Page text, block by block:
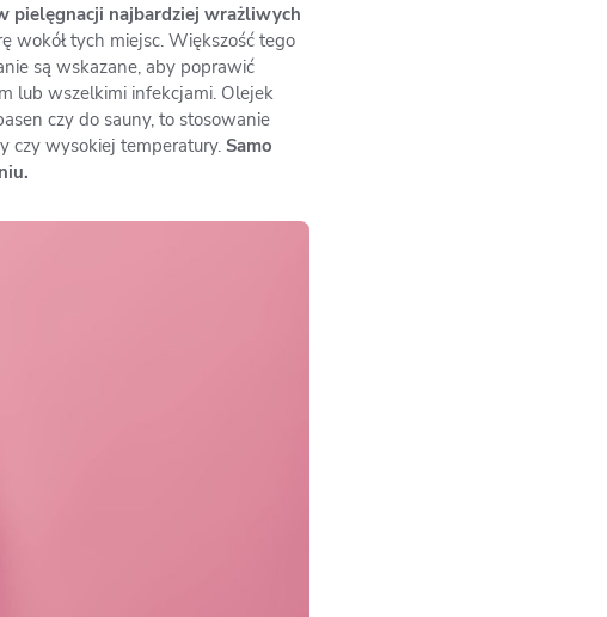
pielęgnacji najbardziej wrażliwych
wokół tych miejsc. Większość tego
są wskazane, aby poprawić
lub wszelkimi infekcjami. Olejek
czy do sauny, to stosowanie
czy wysokiej temperatury. Samo